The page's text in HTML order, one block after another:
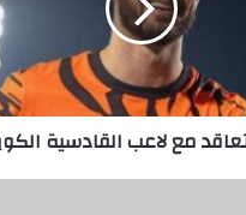
مع لاعب القادسية